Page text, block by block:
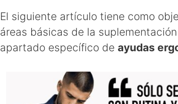
El siguiente artículo tiene como
áreas básicas de la
apartado específico de ayudas